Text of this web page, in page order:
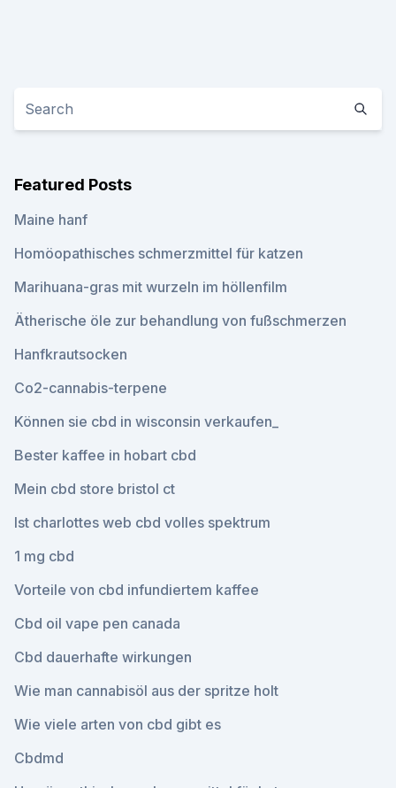
Featured Posts
Maine hanf
Homöopathisches schmerzmittel für katzen
Marihuana-gras mit wurzeln im höllenfilm
Ätherische öle zur behandlung von fußschmerzen
Hanfkrautsocken
Co2-cannabis-terpene
Können sie cbd in wisconsin verkaufen_
Bester kaffee in hobart cbd
Mein cbd store bristol ct
Ist charlottes web cbd volles spektrum
1 mg cbd
Vorteile von cbd infundiertem kaffee
Cbd oil vape pen canada
Cbd dauerhafte wirkungen
Wie man cannabisöl aus der spritze holt
Wie viele arten von cbd gibt es
Cbdmd